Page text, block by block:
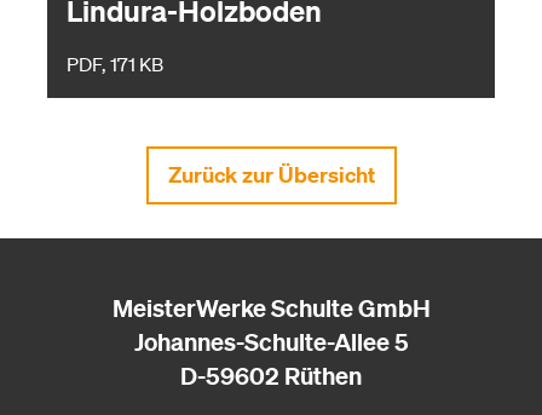
Lindura-Holzboden
PDF, 171 KB
Zurück zur Übersicht
MeisterWerke Schulte GmbH
Johannes-Schulte-Allee 5
D-59602 Rüthen